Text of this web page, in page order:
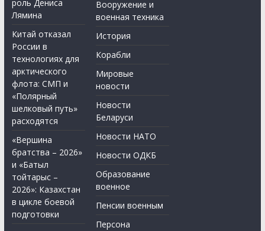
роль Дениса
Лямина
Китай отказал
России в
технологиях для
арктического
флота: СМП и
«Полярный
шелковый путь»
расходятся
«Вершина
братства – 2026»
и «Батыл
тойтарыс –
2026»: Казахстан
в цикле боевой
подготовки
Вооружение и
военная техника
История
Корабли
Мировые
новости
Новости
Беларуси
Новости НАТО
Новости ОДКБ
Образование
военное
Пенсии военным
Персона